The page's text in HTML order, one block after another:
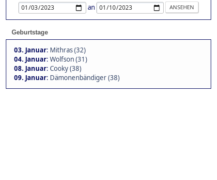
an
Geburtstage
03. Januar: Mithras (32)
04. Januar: Wolfson (31)
08. Januar: Cooky (38)
09. Januar: Dämonenbändiger (38)